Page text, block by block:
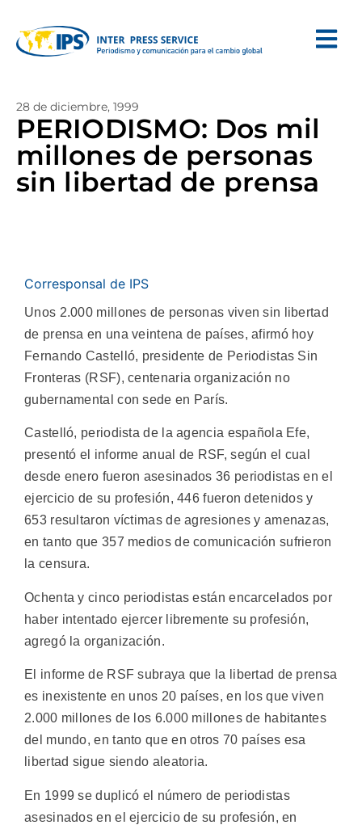
28 de diciembre, 1999
PERIODISMO: Dos mil
millones de personas
sin libertad de prensa
Corresponsal de IPS
Unos 2.000 millones de personas viven sin libertad
de prensa en una veintena de países, afirmó hoy
Fernando Castelló, presidente de Periodistas Sin
Fronteras (RSF), centenaria organización no
gubernamental con sede en París.
Castelló, periodista de la agencia española Efe,
presentó el informe anual de RSF, según el cual
desde enero fueron asesinados 36 periodistas en el
ejercicio de su profesión, 446 fueron detenidos y
653 resultaron víctimas de agresiones y amenazas,
en tanto que 357 medios de comunicación sufrieron
la censura.
Ochenta y cinco periodistas están encarcelados por
haber intentado ejercer libremente su profesión,
agregó la organización.
El informe de RSF subraya que la libertad de prensa
es inexistente en unos 20 países, en los que viven
2.000 millones de los 6.000 millones de habitantes
del mundo, en tanto que en otros 70 países esa
libertad sigue siendo aleatoria.
En 1999 se duplicó el número de periodistas
asesinados en el ejercicio de su profesión, en